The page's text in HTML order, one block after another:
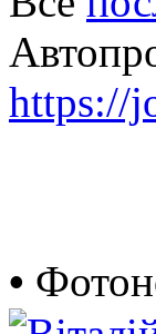
https://
•